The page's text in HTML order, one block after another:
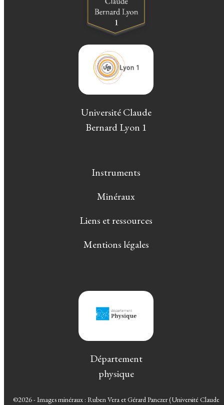
Université Claude
Bernard Lyon 1
Instruments
Minéraux
Liens et ressources
Mentions légales
Département
physique
©2026 - Images minéraux : Ruben Vera et Gérard Panczer (Université Claude